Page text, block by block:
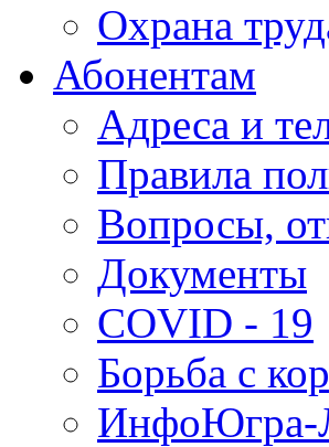
Охрана
Абонентам
Адреса и
Правила
Вопросы,
Документы
COVID - 19
Борьба с
ИнфоЮгра-